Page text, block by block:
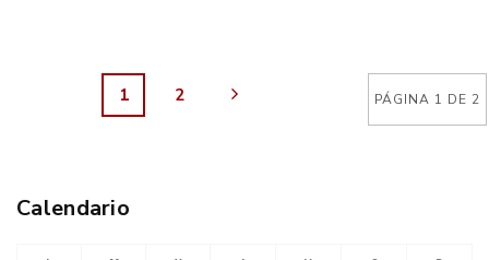
PÁGINA 1 DE 2
1 2
Calendario